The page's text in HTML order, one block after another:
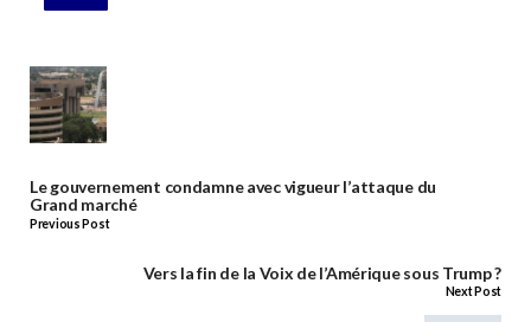
Le gouvernement condamne avec vigueur l’attaque du
Grand marché
Previous Post
Vers la fin de la Voix de l’Amérique sous Trump ?
Next Post